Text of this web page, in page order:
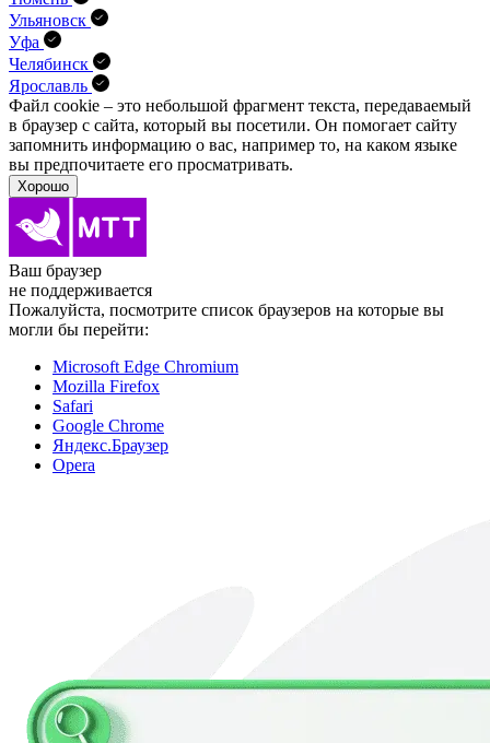
Ульяновск
Уфа
Челябинск
Ярославль
Файл cookie – это небольшой фрагмент текста, передава­емый
в браузер с сайта, который вы посетили. Он помо­гает сайту
запомнить информацию о вас, например то, на каком языке
вы предпочитаете его просматривать.
Хорошо
Ваш браузер
не поддерживается
Пожалуйста, посмотрите список браузеров на которые вы
могли бы перейти:
Microsoft Edge Chromium
Mozilla Firefox
Safari
Google Chrome
Яндекс.Браузер
Opera